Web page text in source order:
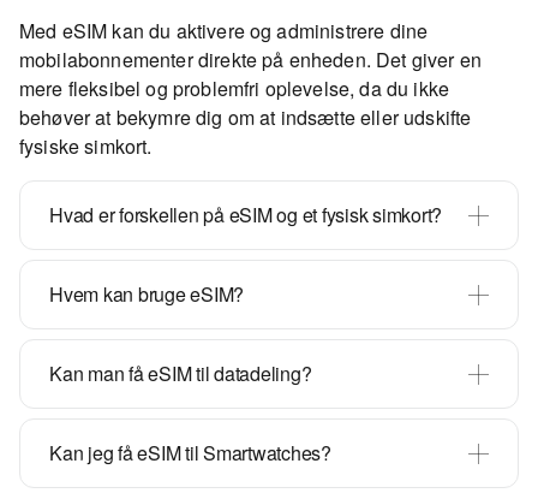
Med eSIM kan du aktivere og administrere dine
mobilabonnementer direkte på enheden. Det giver en
mere fleksibel og problemfri oplevelse, da du ikke
behøver at bekymre dig om at indsætte eller udskifte
fysiske simkort.
Hvad er forskellen på eSIM og et fysisk simkort?
Hvem kan bruge eSIM?
Kan man få eSIM til datadeling?
Kan jeg få eSIM til Smartwatches?